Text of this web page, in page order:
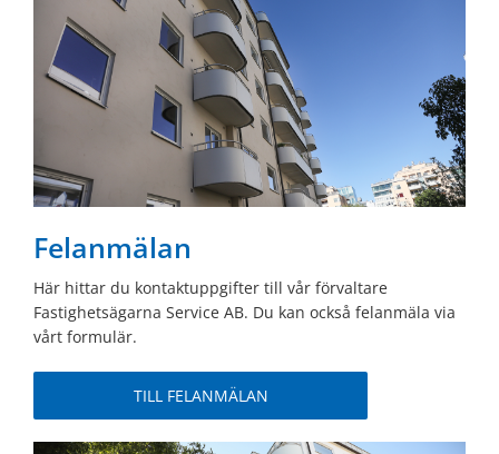
Felanmälan
Här hittar du kontaktuppgifter till vår förvaltare
Fastighetsägarna Service AB. Du kan också felanmäla via
vårt formulär.
TILL FELANMÄLAN